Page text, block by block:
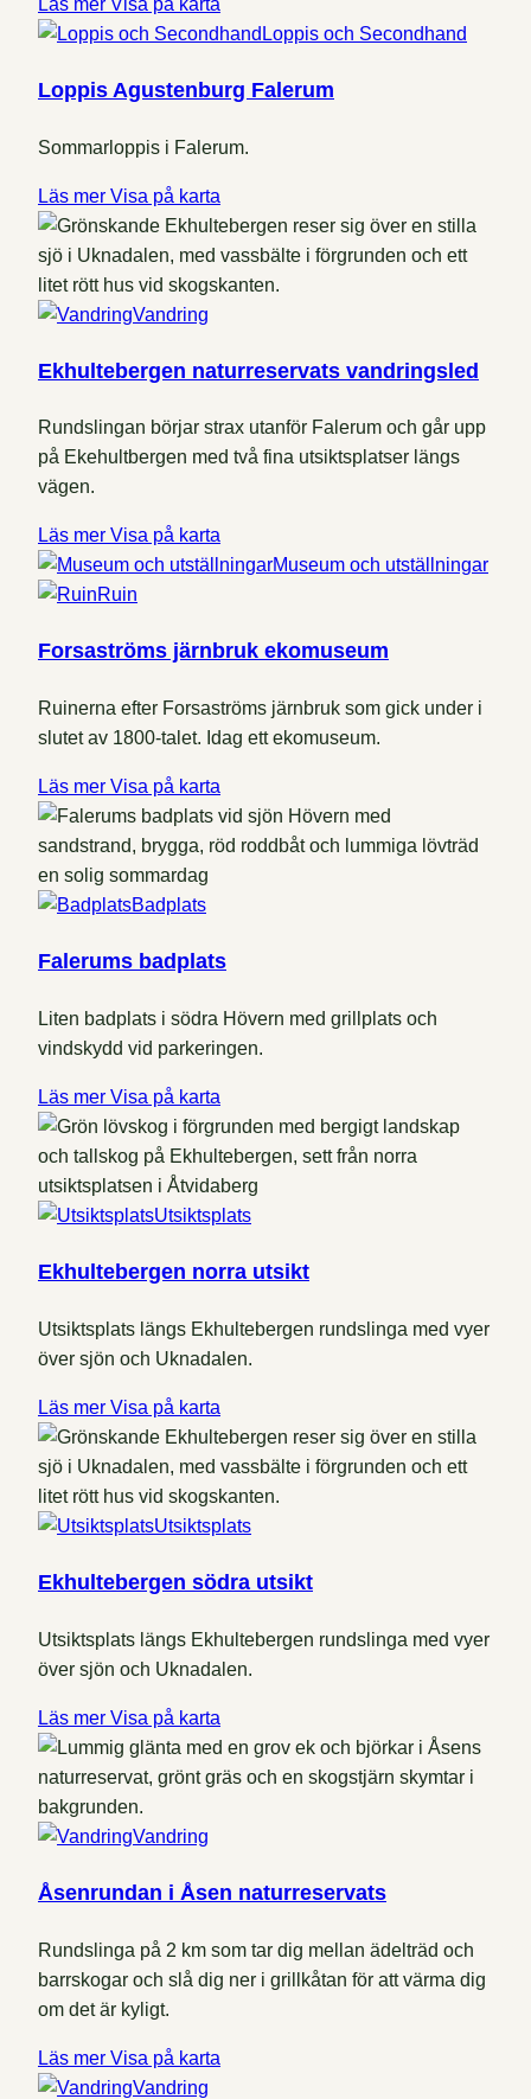
Loppis och Secondhand
Loppis Agustenburg Falerum
Sommarloppis i Falerum.
Läs mer Visa på karta
Vandring
Ekhultebergen naturreservats vandringsled
Rundslingan börjar strax utanför Falerum och går upp
på Ekehultbergen med två fina utsiktsplatser längs
vägen.
Läs mer Visa på karta
Museum och utställningar
Ruin
Forsaströms järnbruk ekomuseum
Ruinerna efter Forsaströms järnbruk som gick under i
slutet av 1800-talet. Idag ett ekomuseum.
Läs mer Visa på karta
Badplats
Falerums badplats
Liten badplats i södra Hövern med grillplats och
vindskydd vid parkeringen.
Läs mer Visa på karta
Utsiktsplats
Ekhultebergen norra utsikt
Utsiktsplats längs Ekhultebergen rundslinga med vyer
över sjön och Uknadalen.
Läs mer Visa på karta
Utsiktsplats
Ekhultebergen södra utsikt
Utsiktsplats längs Ekhultebergen rundslinga med vyer
över sjön och Uknadalen.
Läs mer Visa på karta
Vandring
Åsenrundan i Åsen naturreservats
Rundslinga på 2 km som tar dig mellan ädelträd och
barrskogar och slå dig ner i grillkåtan för att värma dig
om det är kyligt.
Läs mer Visa på karta
Vandring